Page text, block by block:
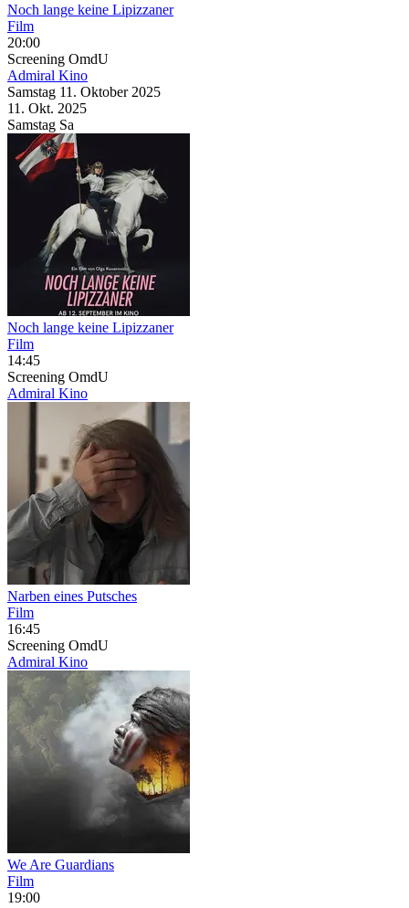
Noch lange keine Lipizzaner
Film
20:00
Screening OmdU
Admiral Kino
Samstag 11. Oktober 2025
11. Okt. 2025
Samstag Sa
Noch lange keine Lipizzaner
Film
14:45
Screening OmdU
Admiral Kino
Narben eines Putsches
Film
16:45
Screening OmdU
Admiral Kino
We Are Guardians
Film
19:00